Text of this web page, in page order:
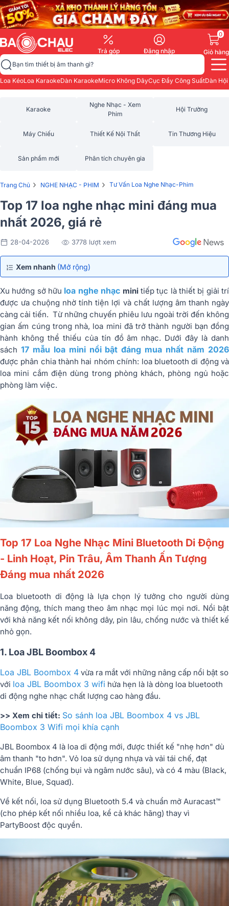
Trả góp Đăng nhập
0
Giỏ hàng
Bạn tìm thiết bị âm thanh gì?
Loa KéoLoa KaraokeDàn KaraokeMicro Không DâyCục Đẩy Công SuấtDàn
Karaoke
Nghe Nhạc - Xem
Phim
Hội Trường
Máy Chiếu Thiết Kế Nội Thất Tin Thương Hiệu
Sản phẩm mới Phân tích chuyên gia
Trang Chủ › NGHE NHẠC - PHIM › Tư Vấn Loa Nghe Nhạc-Phim
Top 17 loa nghe nhạc mini đáng mua
nhất 2026, giá rẻ
28-04-2026 3778 lượt xem
Xem nhanh (Mở rộng)
Xu hướng sở hữu loa nghe nhạc minitiếp tục là thiết bị giải trí
được ưa chuộng nhờ tính tiện lợi và chất lượng âm thanh ngày
càng cải tiến. Từ những chuyến phiêu lưu ngoài trời đến không
gian ấm cúng trong nhà, loa mini đã trở thành người bạn đồng
hành không thể thiếu của tín đồ âm nhạc. Dưới đây là danh
sách 17 mẫu loa mini nổi bật đáng mua nhất năm 2026
được phân chia thành hai nhóm chính: loa bluetooth di động và
loa mini cắm điện dùng trong phòng khách, phòng ngủ hoặc
phòng làm việc.
Top 17 Loa Nghe Nhạc Mini Bluetooth Di Động
- Linh Hoạt, Pin Trâu, Âm Thanh Ấn Tượng
Đáng mua nhất 2026
Loa bluetooth di động là lựa chọn lý tưởng cho người dùng
năng động, thích mang theo âm nhạc mọi lúc mọi nơi. Nổi bật
với khả năng kết nối không dây, pin lâu, chống nước và thiết kế
nhỏ gọn.
1. Loa JBL Boombox 4
Loa JBL Boombox 4 vừa ra mắt với những nâng cấp nổi bật so
với loa JBL Boombox 3 wifi hứa hẹn là là dòng loa bluetooth
di động nghe nhạc chất lượng cao hàng đầu.
>> Xem chi tiết: So sánh loa JBL Boombox 4 vs JBL
Boombox 3 Wifi mọi khía cạnh
JBL Boombox 4 là loa di động mới, được thiết kế "nhẹ hơn" dù
âm thanh "to hơn". Vỏ loa sử dụng nhựa và vải tái chế, đạt
chuẩn IP68 (chống bụi và ngâm nước sâu), và có 4 màu (Black,
White, Blue, Squad).
Về kết nối, loa sử dụng Bluetooth 5.4 và chuẩn mở Auracast™
(cho phép kết nối nhiều loa, kể cả khác hãng) thay vì
PartyBoost độc quyền.